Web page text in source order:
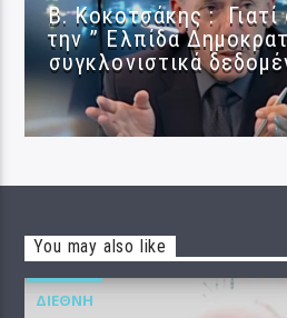
Β. Κοκοτσάκης :
την ” Ελπίδα
συγκλονιστικά
You may also like
ΔΙΕΘΝΉ